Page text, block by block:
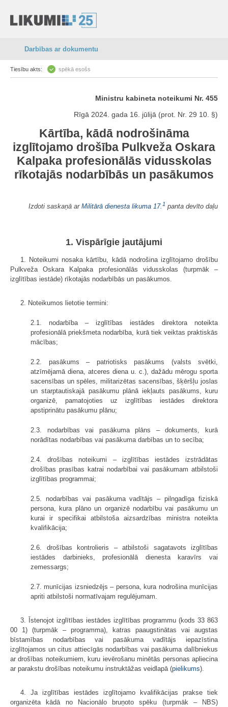
Darbības ar dokumentu
Tiesību akts: spēkā esošs
Ministru kabineta noteikumi Nr. 455
Rīgā 2024. gada 16. jūlijā (prot. Nr. 29 10. §)
Kārtība, kādā nodrošināma
izglītojamo drošība Pulkveža Oskara
Kalpaka profesionālās vidusskolas
rīkotajās nodarbībās un pasākumos
Izdoti saskaņā ar Militārā dienesta likuma 17. 1 panta devīto daļu
1. Vispārīgie jautājumi
1. Noteikumi nosaka kārtību, kādā nodrošina izglītojamo drošību
Pulkveža Oskara Kalpaka profesionālās vidusskolas (turpmāk –
izglītības iestāde) rīkotajās nodarbībās un pasākumos.
2. Noteikumos lietotie termini:
2.1. nodarbība – izglītības iestādes direktora noteikta
profesionālā priekšmeta nodarbība, kurā tiek veiktas praktiskās
mācības;
2.2. pasākums – patriotisks pasākums (valsts svētki,
atzīmējamā diena, atceres diena u. c.), dažādu mērogu sporta
sacensības un spēles, militarizētas sacensības, šķēršļu joslas
un starptautiskajā pasākumu plānā iekļauts pasākums, kuru
organizē, pamatojoties uz izglītības iestādes direktora
apstiprinātu pasākumu plānu;
2.3. nodarbības vai pasākuma plāns – dokuments, kurā
norādītas nodarbības vai pasākuma darbības un to secība;
2.4. drošības noteikumi – izglītības iestādes izstrādātas
drošības prasības katrai nodarbībai vai pasākumam atbilstoši
izglītības programmai;
2.5. nodarbības vai pasākuma vadītājs – pilngadīga fiziskā
persona, kura plāno un organizē nodarbību vai pasākumu un
kurai ir specifikai atbilstoša aizsardzības ministra noteikta
kvalifikācija;
2.6. drošības kontrolieris – atbilstoši sagatavots izglītības
iestādes darbinieks, profesionālā dienesta karavīrs vai
zemessargs;
2.7. munīcijas izsniedzējs – persona, kura nodrošina munīcijas
apriti atbilstoši normatīvajam regulējumam.
3. Īstenojot izglītības iestādes izglītības programmu (kods 33 863
00 1) (turpmāk – programma), katras paaugstinātas vai augstas
bīstamības nodarbības vai pasākuma vadītājs iepazīstina
izglītojamos un citus attiecīgās nodarbības vai pasākuma dalībniekus
ar drošības noteikumiem, kuru ievērošanu minētās personas apliecina
ar parakstu drošības noteikumu instruktāžas veidlapā (​pielikums).
4. Ja izglītības iestādes izglītojamo kvalifikācijas prakse tiek
organizēta kādā no Nacionālo bruņoto spēku (turpmāk – NBS)